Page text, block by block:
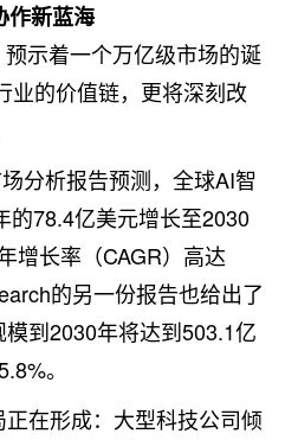
作新蓝海
示着一个万亿级市场的诞
业的价值链，更将深刻改
分析报告预测，全球AI智
的78.4亿美元增长至2030
增长率（CAGR）高达
的另一份报告也给出了
到2030年将达到503.1亿
。
在形成：大型科技公司倾